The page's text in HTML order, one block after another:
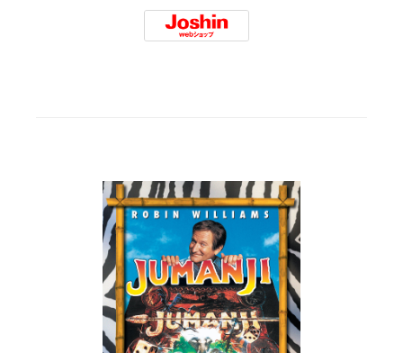
Joshin